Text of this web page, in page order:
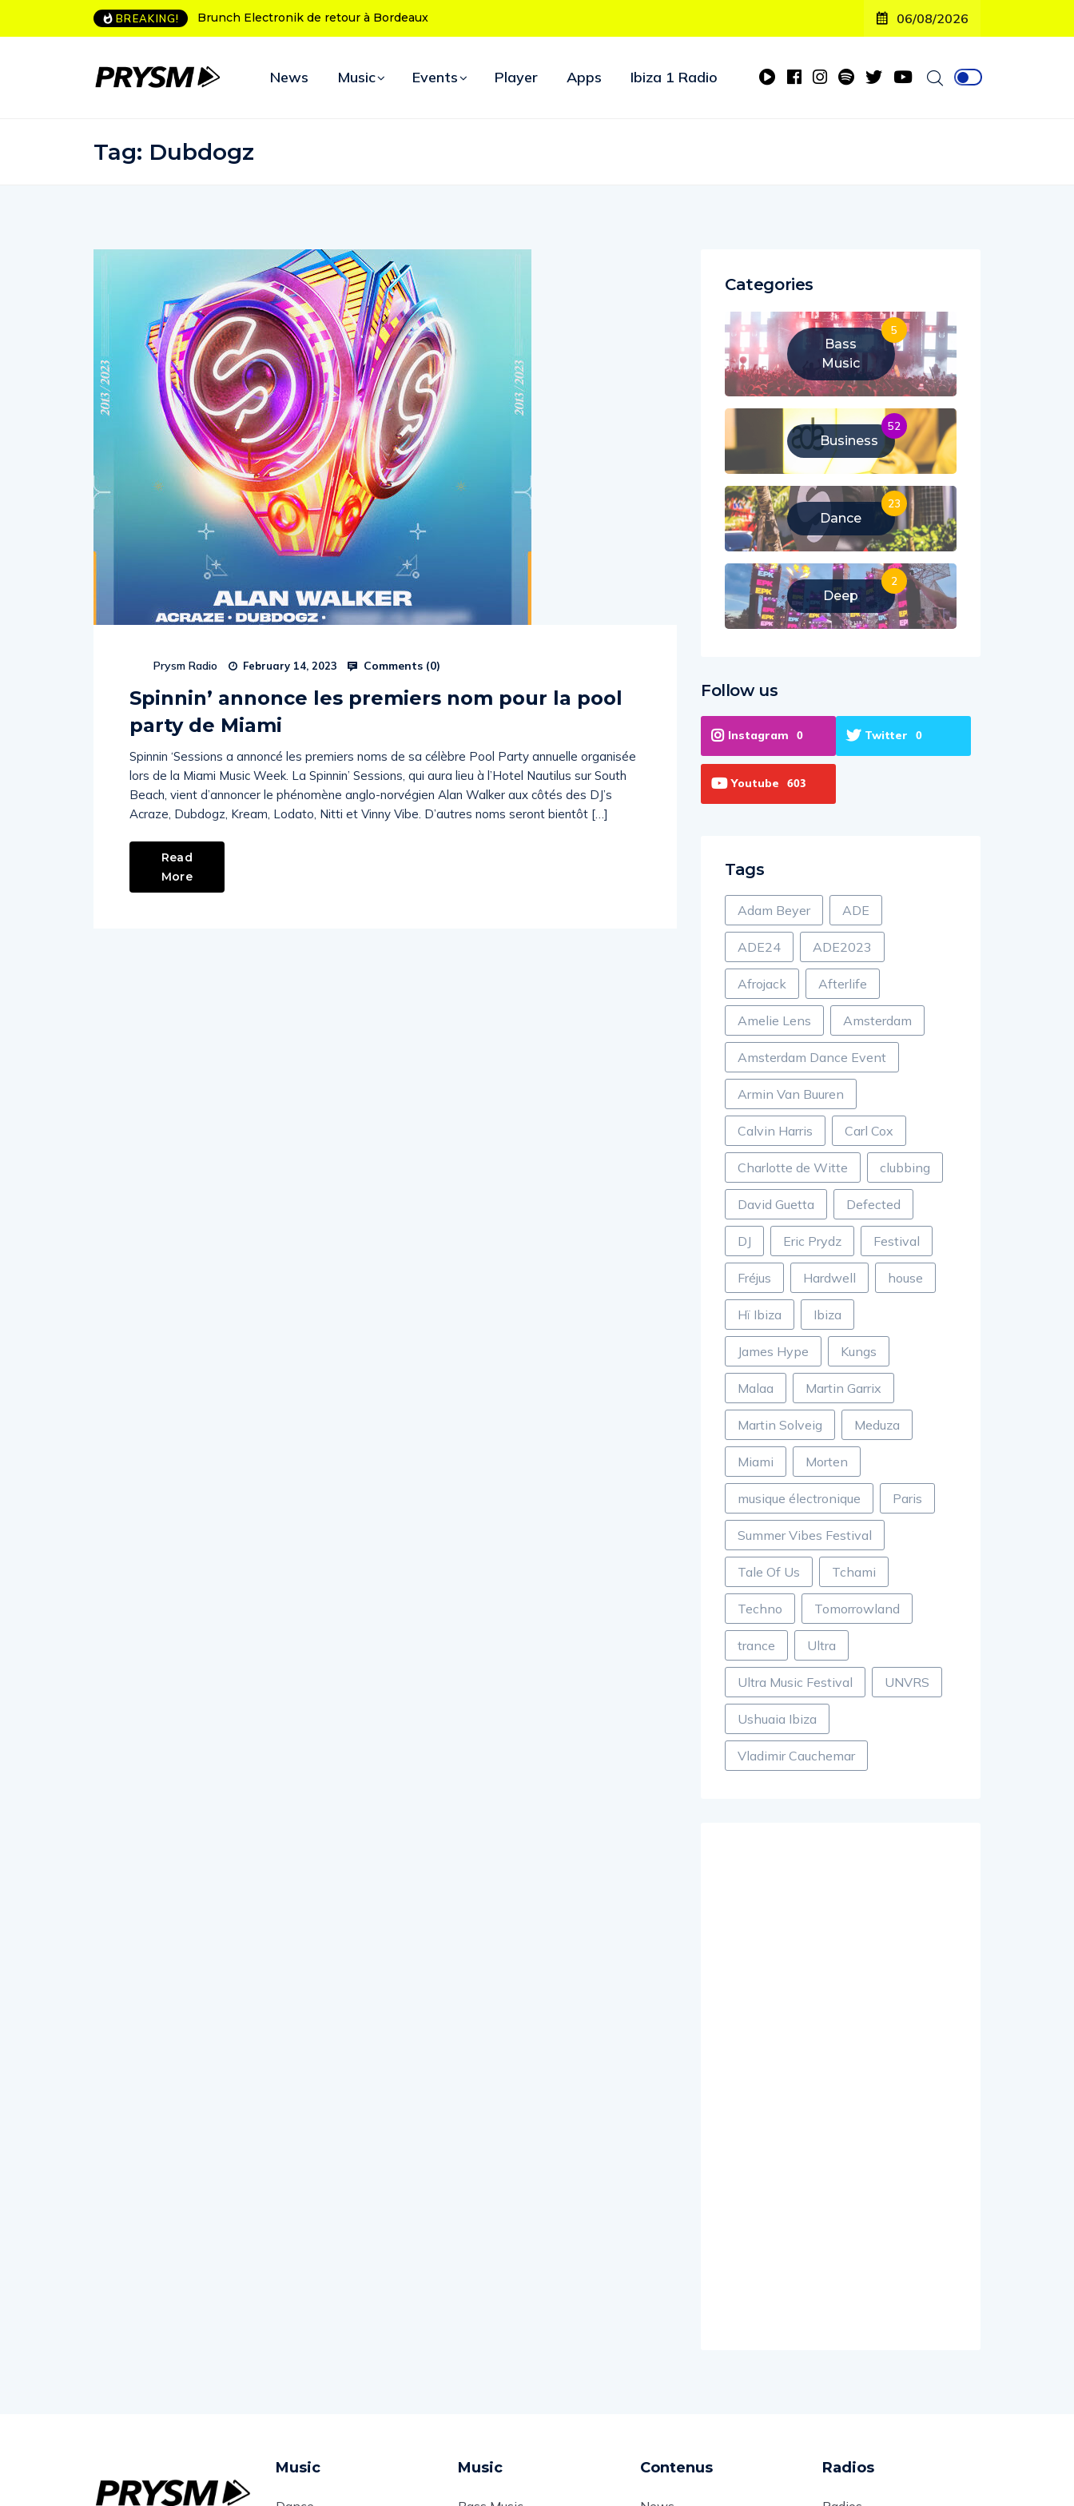
BREAKING!
Brunch Electronik de retour à BordeauxL’Amnesia Ibiza fête ses 50 ans : le
programme des soirées d’ouverture
06/08/2026
News Music Events Player Apps Ibiza 1 Radio
Tag: Dubdogz
Prysm Radio February 14, 2023 Comments (0)
Spinnin’ annonce les premiers nom pour la pool
party de Miami
Spinnin ‘Sessions a annoncé les premiers noms de sa célèbre Pool Party annuelle organisée
lors de la Miami Music Week. La Spinnin’ Sessions, qui aura lieu à l’Hotel Nautilus sur South
Beach, vient d’annoncer le phénomène anglo-norvégien Alan Walker aux côtés des DJ’s
Acraze, Dubdogz, Kream, Lodato, Nitti et Vinny Vibe. D’autres noms seront bientôt […]
Read
More
Categories
Bass
Music
5
Business
52
Dance
23
Deep
2
Follow us
Instagram 0 Twitter 0
Youtube 603
Tags
Adam Beyer ADE
ADE24 ADE2023
Afrojack Afterlife
Amelie Lens Amsterdam
Amsterdam Dance Event
Armin Van Buuren
Calvin Harris Carl Cox
Charlotte de Witte clubbing
David Guetta Defected
DJ Eric Prydz Festival
Fréjus Hardwell house
Hï Ibiza Ibiza
James Hype Kungs
Malaa Martin Garrix
Martin Solveig Meduza
Miami Morten
musique électronique Paris
Summer Vibes Festival
Tale Of Us Tchami
Techno Tomorrowland
trance Ultra
Ultra Music Festival UNVRS
Ushuaia Ibiza
Vladimir Cauchemar
Music Music Contenus Radios